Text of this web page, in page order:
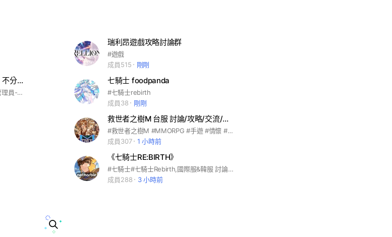
瑞利昂遊戲攻略討論群
#遊戲
成員515
剛剛
文老爹👉劍與遠征：啟程👈｜不分區綜合討論群
歡迎來到魔儲旗下社群-本群設有管理員-詳情群規以記事本為基準 (★) 本群風氣自由，主要供大家交流心得、聊天、組隊、買賣、勿惡意洗版 (★) 人各有所好，議論角色，請避免使用激烈字眼 (★) 請勿有破壞群友和諧之任何舉動 (★) 禁止於群內張貼任何第三方社團，群組的相關資訊 (❌)【本群禁止】未經管理員授權通過之代儲商任何廣告行為 祝各位都是歐洲人（●′∀‵）ノ♡ #劍與遠征 #劍與遠征啟程 #文老爹
七騎士 foodpanda
#七騎士rebirth
成員38
剛剛
救世者之樹M 台服 討論/攻略/交流/群組
#救世者之樹M #MMORPG #手遊 #情懷 #原廠授權 #救世者之樹 #救世者 #救世者手遊
成員307
1 小時前
《七騎士RE:BIRTH》
#七騎士#七騎士Rebirth,國際服&韓服 討論與交流
成員288
3 小時前